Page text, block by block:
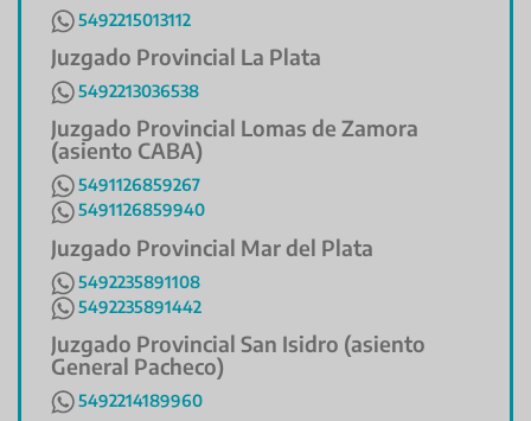
5492215013112
Juzgado Provincial La Plata
5492213036538
Juzgado Provincial Lomas de Zamora
(asiento CABA)
5491126859267
5491126859940
Juzgado Provincial Mar del Plata
5492235891108
5492235891442
Juzgado Provincial San Isidro (asiento
General Pacheco)
5492214189960